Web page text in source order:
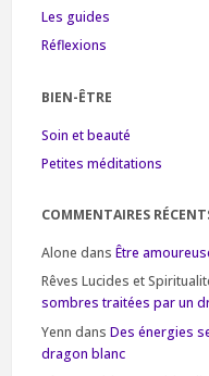
Les guides
Réflexions
BIEN-ÊTRE
Soin et beauté
Petites méditations
COMMENTAIRES
Alone dans Être
Rêves Lucides et
sombres traitées par un
Yenn dans Des énergies
dragon blanc